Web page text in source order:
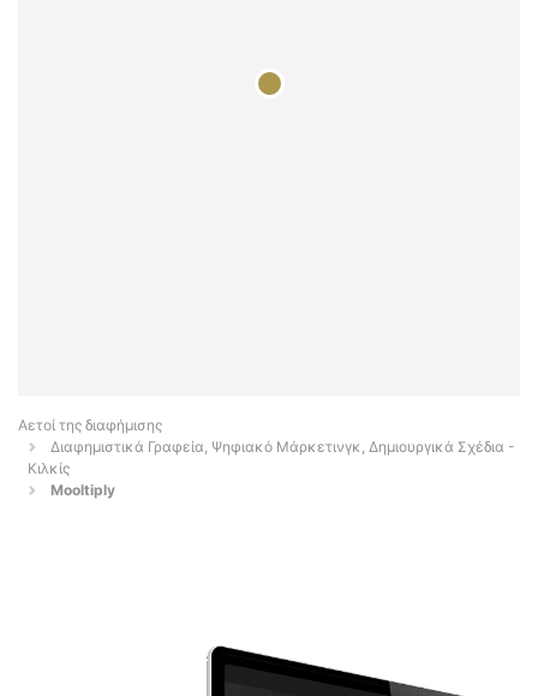
Αετοί της διαφήμισης
Διαφημιστικά Γραφεία, Ψηφιακό Μάρκετινγκ, Δημιουργικά Σχέδια -
Κιλκίς
Mooltiply